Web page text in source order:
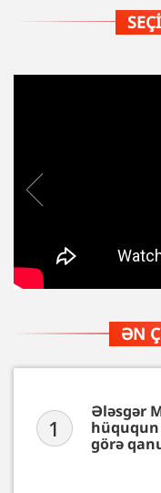
ƏN
1
Ələsgər
görə